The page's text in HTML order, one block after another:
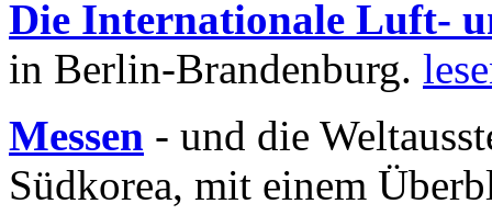
Die Internationale Luft-
in Berlin-Brandenburg.
Messen - und die
Südkorea, mit einem